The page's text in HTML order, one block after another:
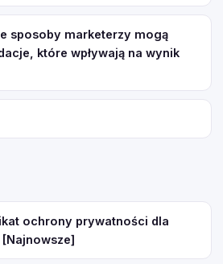
sposoby marketerzy mogą
które wpływają na wynik
ochrony prywatności dla